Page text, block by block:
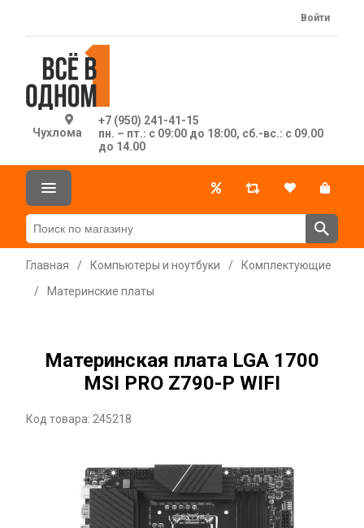
Чухлома
+7 (950) 241-41-15
пн. – пт.: с 09:00 до 18:00, сб.-вс.: с 09.00
до 14.00
Войти
Главная / Компьютеры и ноутбуки /
Комплектующие
/
Материнские платы
Материнская плата LGA 1700
MSI PRO Z790-P WIFI
Код товара: 245218